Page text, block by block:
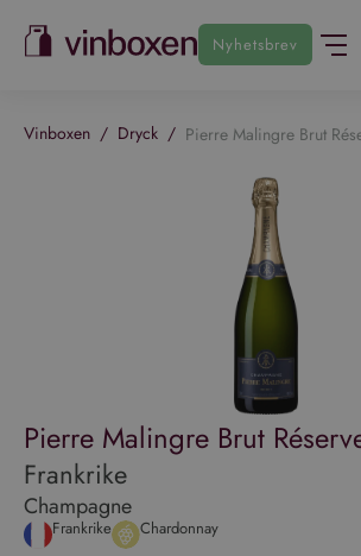
Nyhetsbrev
Vinboxen / Dryck / Pierre Malingre Brut
Pierre Malingre Brut
Frankrike
Champagne
Frankrike Chardonnay